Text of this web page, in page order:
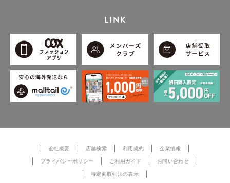
LINK
会社概要 店舗検索 利用規約 企業情報
プライバシーポリシー ご利用ガイド お問い合わせ
特定商取引法の表示